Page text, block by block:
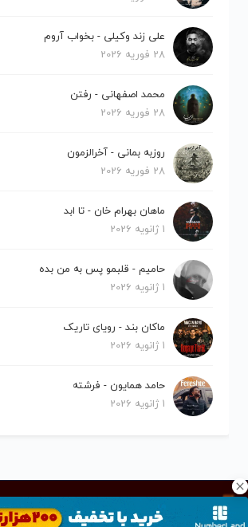
علی زند وکیلی - بخواب آروم
28 فوریه 2026
محمد اصفهانی - رفتن
28 فوریه 2026
روزبه بمانی - آخرالزمون
28 فوریه 2026
ماهان بهرام خان - تا ابد
1 ژانویه 2026
حامیم - قلبمو پس به من بده
1 ژانویه 2026
ماکان بند - رویای تاریک
1 ژانویه 2026
حامد همایون - فرشته
1 ژانویه 2026
کلیه حقوق برای نیلو موزیک محفوظ است.